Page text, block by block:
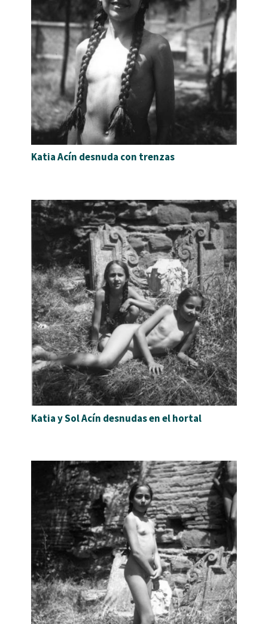
Katia Acín desnuda con trenzas
Katia y Sol Acín desnudas en el hortal